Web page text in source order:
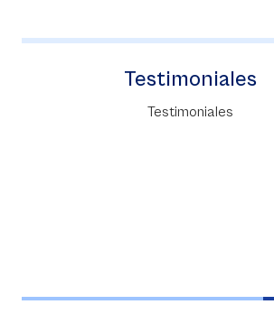
Instituto Forum
Forum tiene como misión